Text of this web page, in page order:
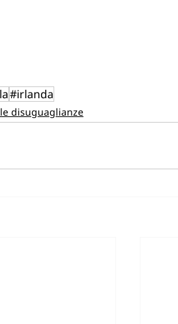
#irlanda
disuguaglianze